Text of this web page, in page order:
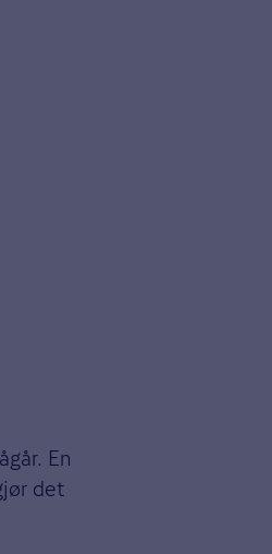
En
det